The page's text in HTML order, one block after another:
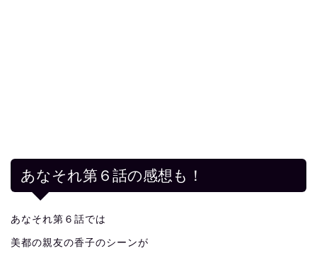
あなそれ第６話の感想も！
あなそれ第６話では
美都の親友の香子のシーンが